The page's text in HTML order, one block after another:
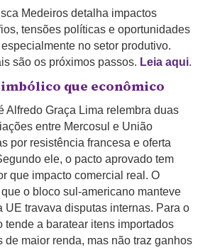
Medeiros detalha impactos
tensões políticas e oportunidades
no setor produtivo.
são os próximos passos. Leia aqui.
que econômico
Alfredo Graça Lima relembra duas
entre Mercosul e União
por resistência francesa e oferta
ele, o pacto aprovado tem
que impacto comercial real. O
o bloco sul-americano manteve
UE travava disputas internas. Para o
tende a baratear itens importados
de maior renda, mas não traz ganhos